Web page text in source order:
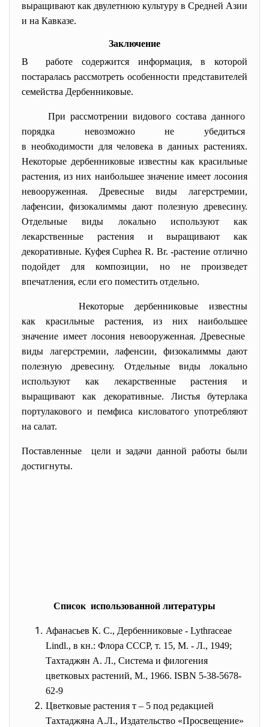
выращивают как двулетнюю культуру в Средней Азии
и на Кавказе.
Заключение
В работе содержится информация, в которой
постаралась рассмотреть особенности представителей
семейства Дербенниковые.
При рассмотрении видового состава данного
порядка невозможно не убедиться
в необходимости для человека в данных растениях.
Некоторые дербенниковые известны как красильные
растения, из них наибольшее значение имеет лосония
невооруженная. Древесные виды лагерстремии,
лафенсии, физокалиммы дают полезную древесину.
Отдельные виды локально используют как
лекарственные растения и выращивают как
декоративные. Куфея Cuphea R. Br. -растение отлично
подойдет для композиции, но не произведет
впечатления, если его поместить отдельно.
Некоторые дербенниковые известны
как красильные растения, из них наибольшее
значение имеет лосония невооруженная. Древесные
виды лагерстремии, лафенсии, физокалиммы дают
полезную древесину. Отдельные виды локально
используют как лекарственные растения и
выращивают как декоративные. Листья бутерлака
портулакового и пемфиса кисловатого употребляют
на салат.
Поставленные цели и задачи данной работы были
достигнуты.
Список использованной литературы
Афанасьев К. С., Дербенниковые - Lythraceae
Lindl., в кн.: Флора СССР, т. 15, М. - Л., 1949;
Тахтаджян А. Л., Система и филогения
цветковых растений, М., 1966. ISBN 5-38-5678-
62-9
Цветковые растения т – 5 под редакцией
Тахтаджяна А.Л., Издательство «Просвещение»